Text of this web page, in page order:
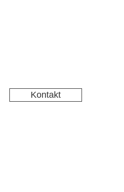
Kontakt